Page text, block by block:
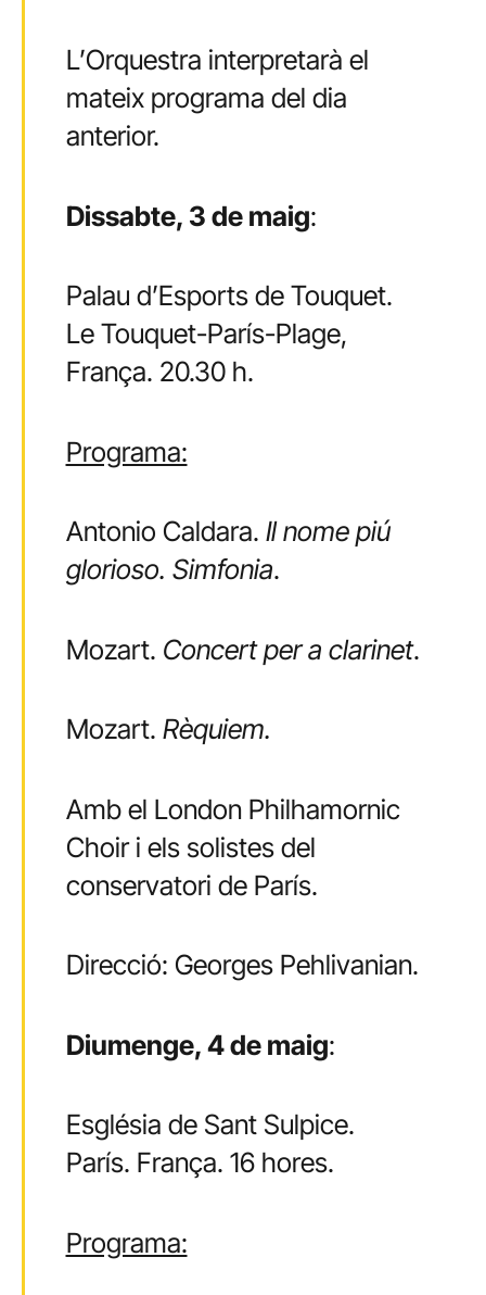
L’Orquestra interpretarà el
mateix programa del dia
anterior.
Dissabte, 3 de maig:
Palau d’Esports de Touquet.
Le Touquet-París-Plage,
França. 20.30 h.
Programa:
Antonio Caldara. Il nome piú
glorioso. Simfonia.
Mozart. Concert per a clarinet.
Mozart. Rèquiem.
Amb el London Philhamornic
Choir i els solistes del
conservatori de París.
Direcció: Georges Pehlivanian.
Diumenge, 4 de maig:
Església de Sant Sulpice.
París. França. 16 hores.
Programa: